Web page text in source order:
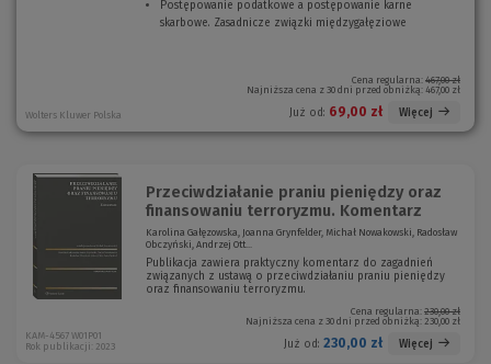
o
w
N
o
Postępowanie podatkowe a postępowanie karne
skarbowe. Zasadnicze związki międzygałęziowe
w
e
o
Cena regularna: 467,00 zł
Najniższa cena z 30 dni przed obniżką: 467,00 zł
Już od: 69,00 zł Więcej
Wolters Kluwer Polska
Przeciwdziałanie praniu pieniędzy oraz
finansowaniu terroryzmu. Komentarz
Karolina Gałęzowska, Joanna Grynfelder, Michał Nowakowski, Radosław
Obczyński, Andrzej Ott...
Publikacja zawiera praktyczny komentarz do zagadnień
związanych z ustawą o przeciwdziałaniu praniu pieniędzy
oraz finansowaniu terroryzmu.
Cena regularna: 230,00 zł
Najniższa cena z 30 dni przed obniżką: 230,00 zł
Już od: 230,00 zł Więcej
KAM-4567 W01P01
Rok publikacji: 2023